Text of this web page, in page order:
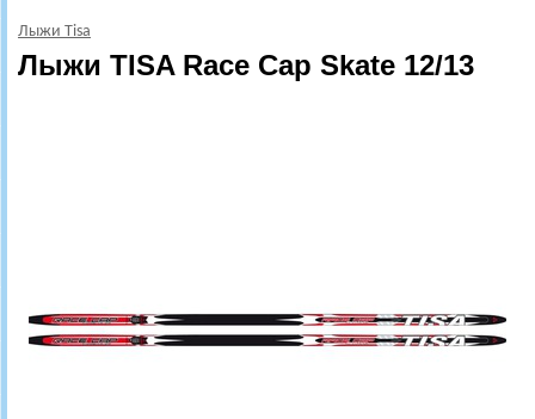
Лыжи Tisa
Лыжи TISA Race Cap Skate 12/13